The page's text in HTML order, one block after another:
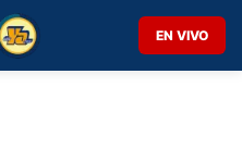
EN VIVO